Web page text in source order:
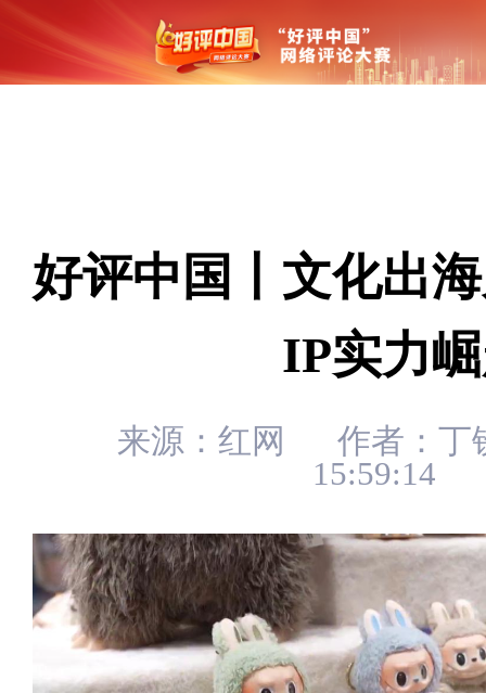
好评中国丨文化出
IP实力
来源：红网
作者：
15:59:14